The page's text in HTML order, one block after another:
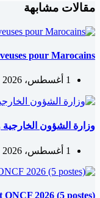
مقالات مشابهة
pour Marocains
1 أغسطس، 2026
وزارة الشؤون الخارجية
1 أغسطس، 2026
2026 (5 postes)